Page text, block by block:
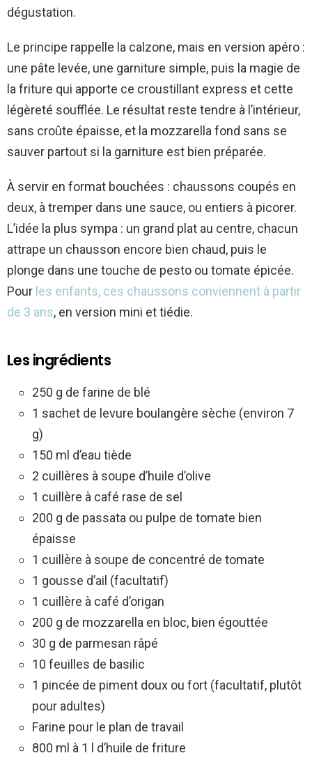
dégustation.
Le principe rappelle la calzone, mais en version apéro :
une pâte levée, une garniture simple, puis la magie de
la friture qui apporte ce croustillant express et cette
légèreté soufflée. Le résultat reste tendre à l’intérieur,
sans croûte épaisse, et la mozzarella fond sans se
sauver partout si la garniture est bien préparée.
À servir en format bouchées : chaussons coupés en
deux, à tremper dans une sauce, ou entiers à picorer.
L’idée la plus sympa : un grand plat au centre, chacun
attrape un chausson encore bien chaud, puis le
plonge dans une touche de pesto ou tomate épicée.
Pour les enfants, ces chaussons conviennent à partir
de 3 ans, en version mini et tiédie.
Les ingrédients
250 g de farine de blé
1 sachet de levure boulangère sèche (environ 7
g)
150 ml d’eau tiède
2 cuillères à soupe d’huile d’olive
1 cuillère à café rase de sel
200 g de passata ou pulpe de tomate bien
épaisse
1 cuillère à soupe de concentré de tomate
1 gousse d’ail (facultatif)
1 cuillère à café d’origan
200 g de mozzarella en bloc, bien égouttée
30 g de parmesan râpé
10 feuilles de basilic
1 pincée de piment doux ou fort (facultatif, plutôt
pour adultes)
Farine pour le plan de travail
800 ml à 1 l d’huile de friture